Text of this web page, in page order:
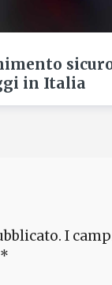
in Italia
I
*